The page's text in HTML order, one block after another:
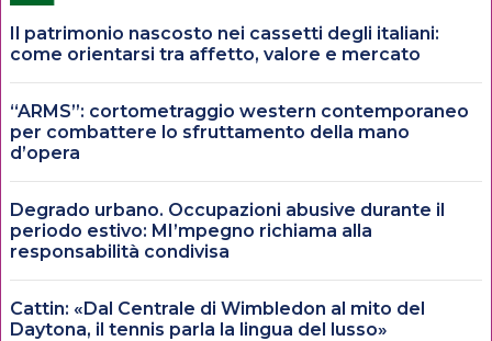
Il patrimonio nascosto nei cassetti degli italiani:
come orientarsi tra affetto, valore e mercato
“ARMS”: cortometraggio western contemporaneo
per combattere lo sfruttamento della mano
d’opera
Degrado urbano. Occupazioni abusive durante il
periodo estivo: MI’mpegno richiama alla
responsabilità condivisa
Cattin: «Dal Centrale di Wimbledon al mito del
Daytona, il tennis parla la lingua del lusso»